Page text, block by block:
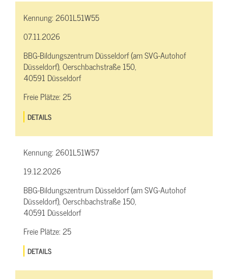
Kennung:2601L51W55
07.11.2026
BBG-Bildungszentrum Düsseldorf (am SVG-Autohof
Düsseldorf), Oerschbachstraße 150,
40591 Düsseldorf
Freie Plätze:25
DETAILS
Kennung:2601L51W57
19.12.2026
BBG-Bildungszentrum Düsseldorf (am SVG-Autohof
Düsseldorf), Oerschbachstraße 150,
40591 Düsseldorf
Freie Plätze:25
DETAILS